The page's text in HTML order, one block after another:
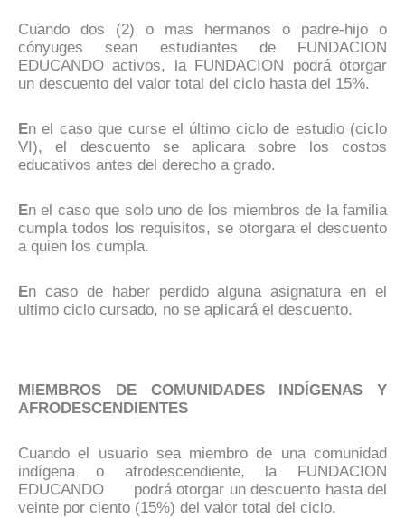
Cuando dos (2) o mas hermanos o padre-hijo o
cónyuges sean estudiantes de FUNDACION
EDUCANDO activos, la FUNDACION podrá otorgar
un descuento del valor total del ciclo hasta del 15%.
En el caso que curse el último ciclo de estudio (ciclo
VI), el descuento se aplicara sobre los costos
educativos antes del derecho a grado.
En el caso que solo uno de los miembros de la familia
cumpla todos los requisitos, se otorgara el descuento
a quien los cumpla.
En caso de haber perdido alguna asignatura en el
ultimo ciclo cursado, no se aplicará el descuento.
MIEMBROS DE COMUNIDADES INDÍGENAS Y
AFRODESCENDIENTES
Cuando el usuario sea miembro de una comunidad
indígena o afrodescendiente, la FUNDACION
EDUCANDO podrá otorgar un descuento hasta del
veinte por ciento (15%) del valor total del ciclo.